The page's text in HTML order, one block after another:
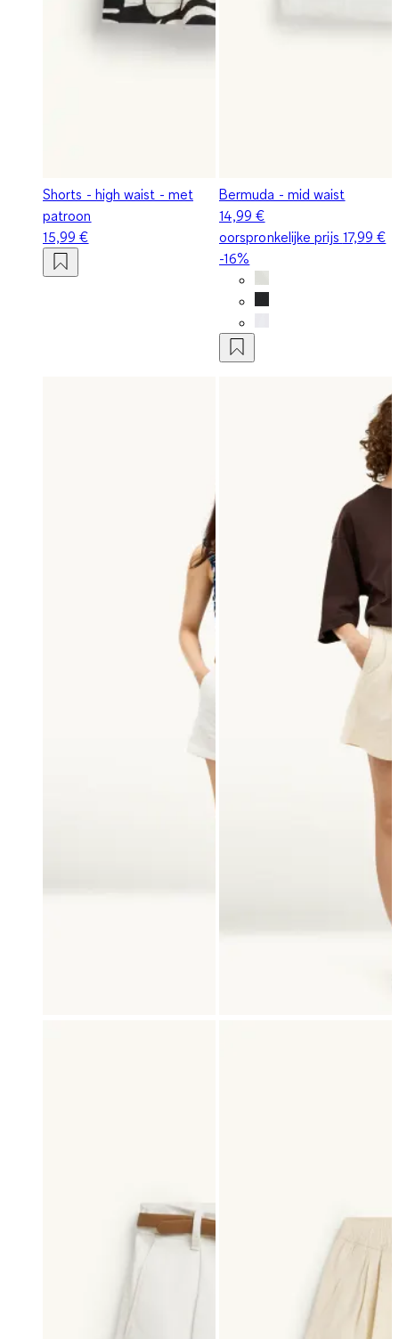
Shorts - high waist - met
patroon
15,99 €
Bermuda - mid waist
14,99 €
oorspronkelijke prijs 17,99 €
-16%